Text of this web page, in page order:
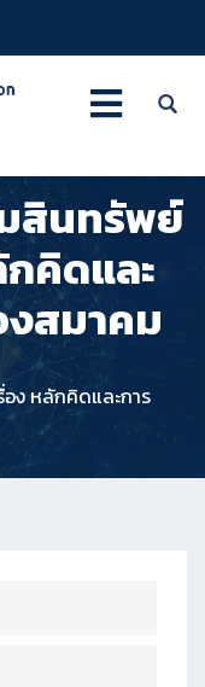
สินทรัพย์
คิดและ
สมาคม
ง หลักคิดและการ